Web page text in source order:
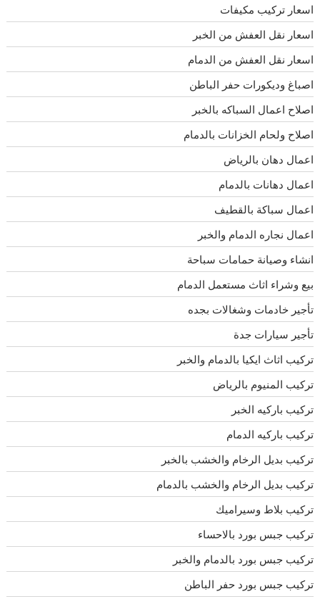
اسعار تركيب مكيفات
اسعار نقل العفش من الخبر
اسعار نقل العفش من الدمام
اصباغ وديكورات حفر الباطن
اصلاح اعمال السباكه بالخبر
اصلاح ولحام الخزانات بالدمام
اعمال دهان بالرياض
اعمال دهانات بالدمام
اعمال سباكة بالقطيف
اعمال نجاره الدمام والخبر
انشاء وصيانة حمامات سباحة
بيع وشراء اثاث مستعمل الدمام
تأجير خادمات وشغالات بجده
تأجير سيارات جدة
تركيب اثاث ايكيا بالدمام والخبر
تركيب المنيوم بالرياض
تركيب باركيه الخبر
تركيب باركيه الدمام
تركيب بديل الرخام والخشب بالخبر
تركيب بديل الرخام والخشب بالدمام
تركيب بلاط وسيراميك
تركيب جبس بورد بالاحساء
تركيب جبس بورد بالدمام والخبر
تركيب جبس بورد حفر الباطن